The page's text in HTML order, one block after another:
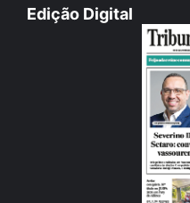
Edição Digital